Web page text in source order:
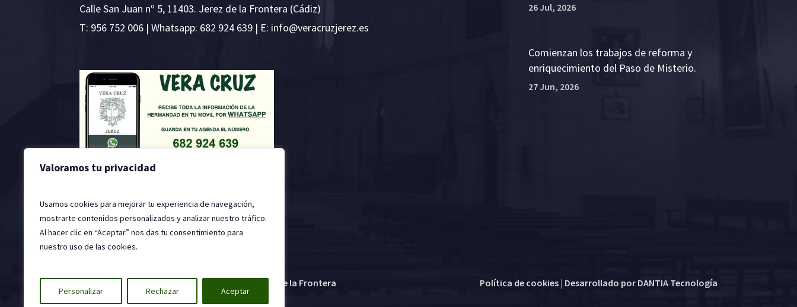
Valoramos tu privacidad
Usamos cookies para mejorar tu experiencia de navegación,
mostrarte contenidos personalizados y analizar nuestro tráfico.
Al hacer clic en “Aceptar” nos das tu consentimiento para
nuestro uso de las cookies.
Personalizar Rechazar Aceptar
Calle San Juan nº 5, 11403. Jerez de la Frontera (Cádiz)
T: 956 752 006 | Whatsapp: 682 924 639 | E: se.ze
rejzu
rcare
v@ofn
i
26 Jul, 2026
Comienzan los trabajos de reforma y
enriquecimiento del Paso de Misterio.
27 Jun, 2026
2022 © Hermandad de la Santa Vera Cruz, Jerez de la Frontera Política de cookies| Desarrollado por DANTIA Tecnología